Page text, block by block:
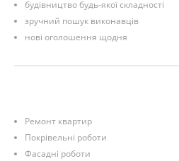
будівництво будь-якої складності
зручний пошук виконавців
нові оголошення щодня
Ремонт квартир
Покрівельні роботи
Фасадні роботи